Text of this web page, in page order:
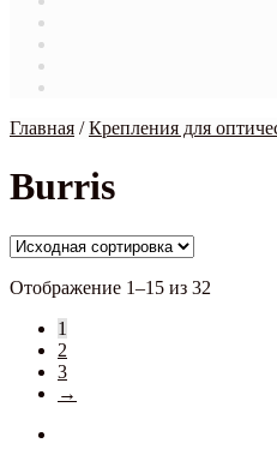
Главная /Крепления для
Burris
Отображение 1–15 из 32
1
2
3
→